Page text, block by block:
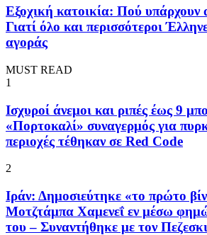
Εξοχική κατοικία: Πού υπάρχουν
Γιατί όλο και περισσότεροι
αγοράς
MUST READ
1
Ισχυροί άνεμοι και ριπές έως 9
«Πορτοκαλί» συναγερμός για
περιοχές τέθηκαν σε Red Code
2
Ιράν: Δημοσιεύτηκε «το πρώτο
Μοτζτάμπα Χαμενεΐ εν μέσω
του – Συναντήθηκε με τον